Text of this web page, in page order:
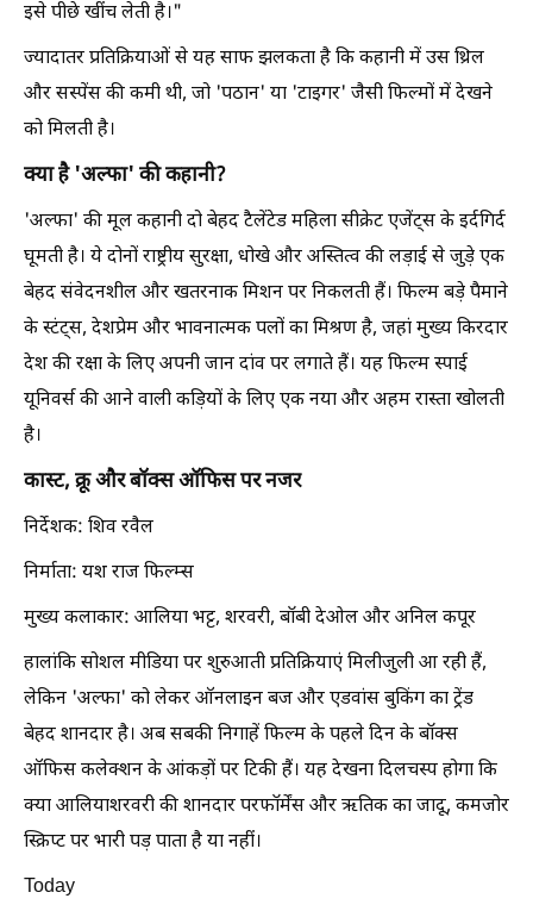
इसे पीछे खींच लेती है।"
ज्यादातर प्रतिक्रियाओं से यह साफ झलकता है कि कहानी में उस थ्रिल
और सस्पेंस की कमी थी, जो 'पठान' या 'टाइगर' जैसी फिल्मों में देखने
को मिलती है।
क्या है 'अल्फा' की कहानी?
'अल्फा' की मूल कहानी दो बेहद टैलेंटेड महिला सीक्रेट एजेंट्स के इर्दगिर्द
घूमती है। ये दोनों राष्ट्रीय सुरक्षा, धोखे और अस्तित्व की लड़ाई से जुड़े एक
बेहद संवेदनशील और खतरनाक मिशन पर निकलती हैं। फिल्म बड़े पैमाने
के स्टंट्स, देशप्रेम और भावनात्मक पलों का मिश्रण है, जहां मुख्य किरदार
देश की रक्षा के लिए अपनी जान दांव पर लगाते हैं। यह फिल्म स्पाई
यूनिवर्स की आने वाली कड़ियों के लिए एक नया और अहम रास्ता खोलती
है।
कास्ट, क्रू और बॉक्स ऑफिस पर नजर
निर्देशक: शिव रवैल
निर्माता: यश राज फिल्म्स
मुख्य कलाकार: आलिया भट्ट, शरवरी, बॉबी देओल और अनिल कपूर
हालांकि सोशल मीडिया पर शुरुआती प्रतिक्रियाएं मिलीजुली आ रही हैं,
लेकिन 'अल्फा' को लेकर ऑनलाइन बज और एडवांस बुकिंग का ट्रेंड
बेहद शानदार है। अब सबकी निगाहें फिल्म के पहले दिन के बॉक्स
ऑफिस कलेक्शन के आंकड़ों पर टिकी हैं। यह देखना दिलचस्प होगा कि
क्या आलियाशरवरी की शानदार परफॉर्मेंस और ऋतिक का जादू, कमजोर
स्क्रिप्ट पर भारी पड़ पाता है या नहीं।
Today